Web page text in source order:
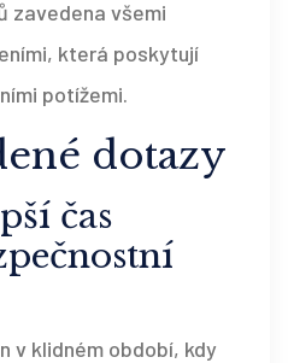
zavedena všemi
která poskytují
potížemi.
dotazy
čas
v klidném období, kdy